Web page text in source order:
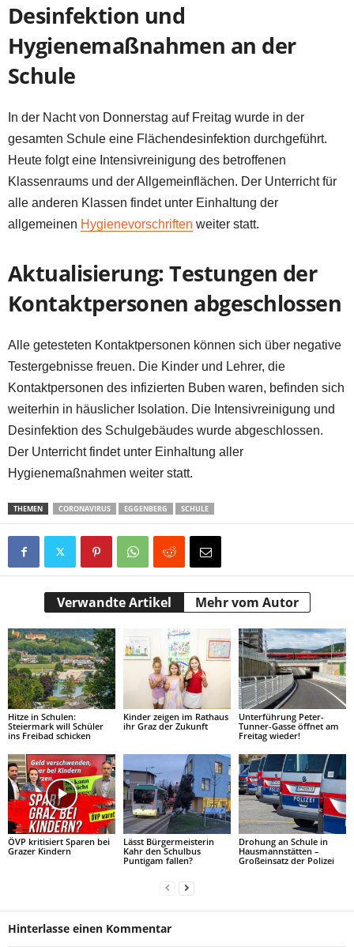
Desinfektion und
Hygienemaßnahmen an der
Schule
In der Nacht von Donnerstag auf Freitag wurde in der
gesamten Schule eine Flächendesinfektion durchgeführt.
Heute folgt eine Intensivreinigung des betroffenen
Klassenraums und der Allgemeinflächen. Der Unterricht für
alle anderen Klassen findet unter Einhaltung der
allgemeinen Hygienevorschriften weiter statt.
Aktualisierung: Testungen der
Kontaktpersonen abgeschlossen
Alle getesteten Kontaktpersonen können sich über negative
Testergebnisse freuen. Die Kinder und Lehrer, die
Kontaktpersonen des infizierten Buben waren, befinden sich
weiterhin in häuslicher Isolation. Die Intensivreinigung und
Desinfektion des Schulgebäudes wurde abgeschlossen.
Der Unterricht findet unter Einhaltung aller
Hygienemaßnahmen weiter statt.
THEMEN CORONAVIRUS EGGENBERG SCHULE
Verwandte Artikel Mehr vom Autor
Hitze in Schulen:
Steiermark will Schüler
ins Freibad schicken
Kinder zeigen im Rathaus
ihr Graz der Zukunft
Unterführung Peter-
Tunner-Gasse öffnet am
Freitag wieder!
ÖVP kritisiert Sparen bei
Grazer Kindern
Lässt Bürgermeisterin
Kahr den Schulbus
Puntigam fallen?
Drohung an Schule in
Hausmannstätten –
Großeinsatz der Polizei
Hinterlasse einen Kommentar